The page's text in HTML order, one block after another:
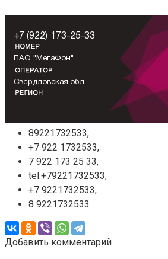
89221732533,
+7 922 1732533,
7 922 173 25 33,
tel:+79221732533,
+7 9221732533,
8 9221732533
Добавить комментарий